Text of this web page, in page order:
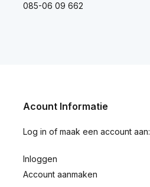
085-06 09 662
Acount Informatie
Log in of maak een account aan:
Inloggen
Account aanmaken